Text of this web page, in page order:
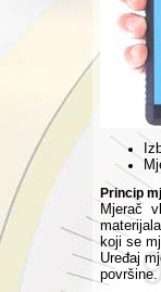
Princip
Mjerač
koji se
Uređaj